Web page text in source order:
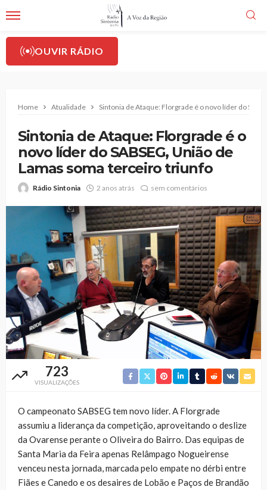
OUVIR RÁDIO
Home Atualidade Sintonia de Ataque: Florgrade é o novo líder do
Sintonia de Ataque: Florgrade é o
novo líder do SABSEG, União de
Lamas soma terceiro triunfo
Rádio Sintonia 2 anos atrás sem comentários
723
VISUALIZAÇÕES
O campeonato SABSEG tem novo líder. A Florgrade
assumiu a liderança da competição, aproveitando o deslize
da Ovarense perante o Oliveira do Bairro. Das equipas de
Santa Maria da Feira apenas Relâmpago Nogueirense
venceu nesta jornada, marcada pelo empate no dérbi entre
Fiães e Canedo e os desaires de Lobão e Paços de Brandão